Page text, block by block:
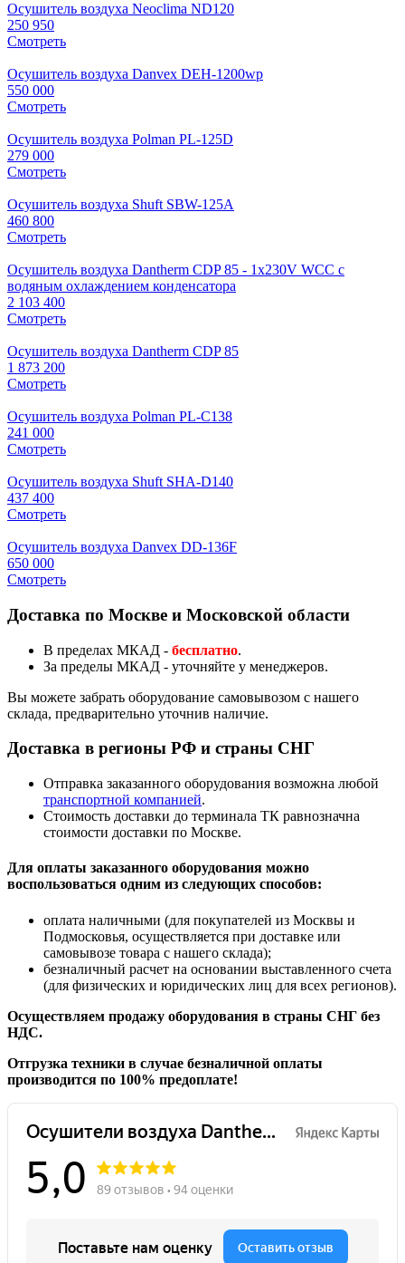
Осушитель воздуха Neoclima ND120
250 950
Смотреть
Осушитель воздуха Danvex DEH-1200wp
550 000
Смотреть
Осушитель воздуха Polman PL-125D
279 000
Смотреть
Осушитель воздуха Shuft SBW-125A
460 800
Смотреть
Осушитель воздуха Dantherm CDP 85 - 1x230V WCC с
водяным охлаждением конденсатора
2 103 400
Смотреть
Осушитель воздуха Dantherm CDP 85
1 873 200
Смотреть
Осушитель воздуха Polman PL-C138
241 000
Смотреть
Осушитель воздуха Shuft SHA-D140
437 400
Смотреть
Осушитель воздуха Danvex DD-136F
650 000
Смотреть
Доставка по Москве и Московской области
В пределах МКАД - бесплатно.
За пределы МКАД - уточняйте у менеджеров.
Вы можете забрать оборудование самовывозом с нашего
склада, предварительно уточнив наличие.
Доставка в регионы РФ и страны СНГ
Отправка заказанного оборудования возможна любой
транспортной компанией.
Стоимость доставки до терминала ТК равнозначна
стоимости доставки по Москве.
Для оплаты заказанного оборудования можно
воспользоваться одним из следующих способов:
оплата наличными (для покупателей из Москвы и
Подмосковья, осуществляется при доставке или
самовывозе товара с нашего склада);
безналичный расчет на основании выставленного счета
(для физических и юридических лиц для всех регионов).
Осуществляем продажу оборудования в страны СНГ без
НДС.
Отгрузка техники в случае безналичной оплаты
производится по 100% предоплате!